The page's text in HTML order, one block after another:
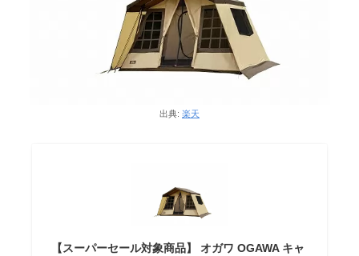
出典: 楽天
【スーパーセール対象商品】 オガワ OGAWA キャ